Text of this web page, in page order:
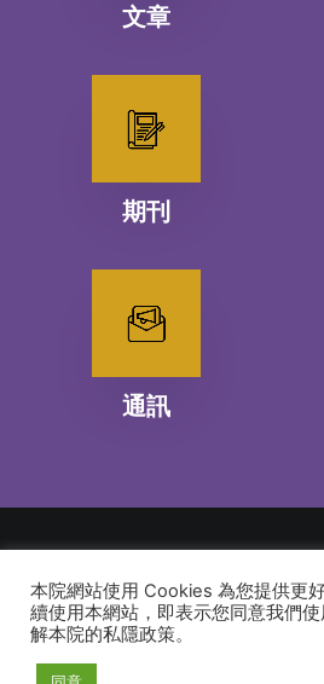
文章
期刊
通訊
© 2026 建道神學院Alliance Bible
本院網站使用 Cookies 為您提供更
續使用本網站，即表示您同意我們
解本院的私隱政策。